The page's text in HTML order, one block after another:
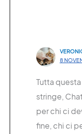
8
Tutta
stringe,
per chi ci
fine, chi ci